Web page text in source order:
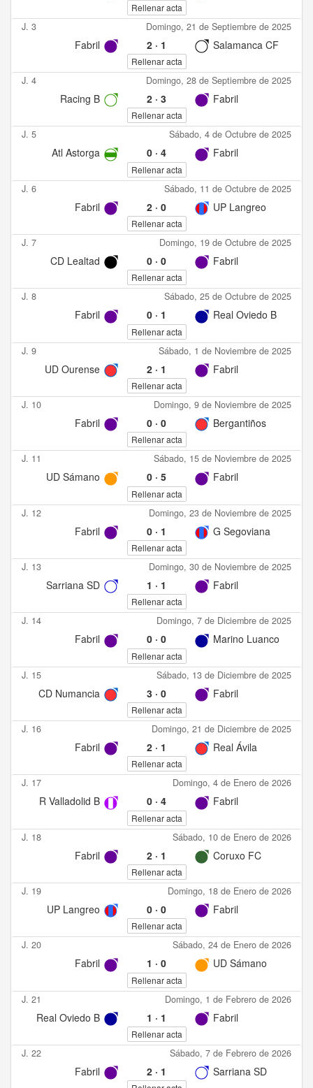
Rellenar acta
J. 3 Domingo, 21 de Septiembre de 2025
Fabril 2· 1 Salamanca CF
Rellenar acta
J. 4 Domingo, 28 de Septiembre de 2025
Racing B 2· 3 Fabril
Rellenar acta
J. 5 Sábado, 4 de Octubre de 2025
Atl Astorga 0· 4 Fabril
Rellenar acta
J. 6 Sábado, 11 de Octubre de 2025
Fabril 2· 0 UP Langreo
Rellenar acta
J. 7 Domingo, 19 de Octubre de 2025
CD Lealtad 0· 0 Fabril
Rellenar acta
J. 8 Sábado, 25 de Octubre de 2025
Fabril 0· 1 Real Oviedo B
Rellenar acta
J. 9 Sábado, 1 de Noviembre de 2025
UD Ourense 2· 1 Fabril
Rellenar acta
J. 10 Domingo, 9 de Noviembre de 2025
Fabril 0· 0 Bergantiños
Rellenar acta
J. 11 Sábado, 15 de Noviembre de 2025
UD Sámano 0· 5 Fabril
Rellenar acta
J. 12 Domingo, 23 de Noviembre de 2025
Fabril 0· 1 G Segoviana
Rellenar acta
J. 13 Domingo, 30 de Noviembre de 2025
Sarriana SD 1 · 1 Fabril
Rellenar acta
J. 14 Domingo, 7 de Diciembre de 2025
Fabril 0· 0 Marino Luanco
Rellenar acta
J. 15 Sábado, 13 de Diciembre de 2025
CD Numancia 3· 0 Fabril
Rellenar acta
J. 16 Domingo, 21 de Diciembre de 2025
Fabril 2· 1 Real Ávila
Rellenar acta
J. 17 Domingo, 4 de Enero de 2026
R Valladolid B 0· 4 Fabril
Rellenar acta
J. 18 Sábado, 10 de Enero de 2026
Fabril 2· 1 Coruxo FC
Rellenar acta
J. 19 Domingo, 18 de Enero de 2026
UP Langreo 0· 0 Fabril
Rellenar acta
J. 20 Sábado, 24 de Enero de 2026
Fabril 1 · 0 UD Sámano
Rellenar acta
J. 21 Domingo, 1 de Febrero de 2026
Real Oviedo B 1 · 1 Fabril
Rellenar acta
J. 22 Sábado, 7 de Febrero de 2026
Fabril 2· 1 Sarriana SD